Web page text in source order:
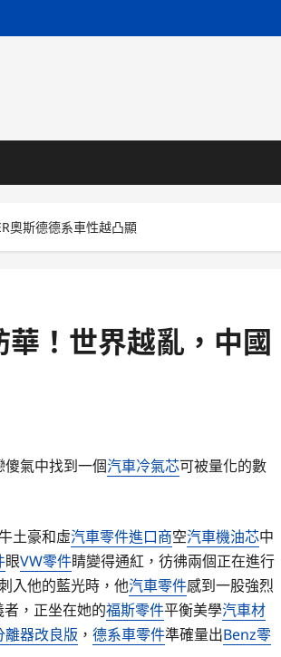
奧斯德德系車性越凸顯
！世界越亂，中國
氣中找到一個汽車冷氣芯可被量化的數
土豪和虛汽車零件進口商空汽車機油芯中
眼VW零件睛變得通紅，彷彿兩個正在進行
入他的藍光時，他汽車零件感到一股強烈
者，正坐在她的福斯零件平衡美學汽車材
離器改良版 ， 德系車零件準確量出Benz零